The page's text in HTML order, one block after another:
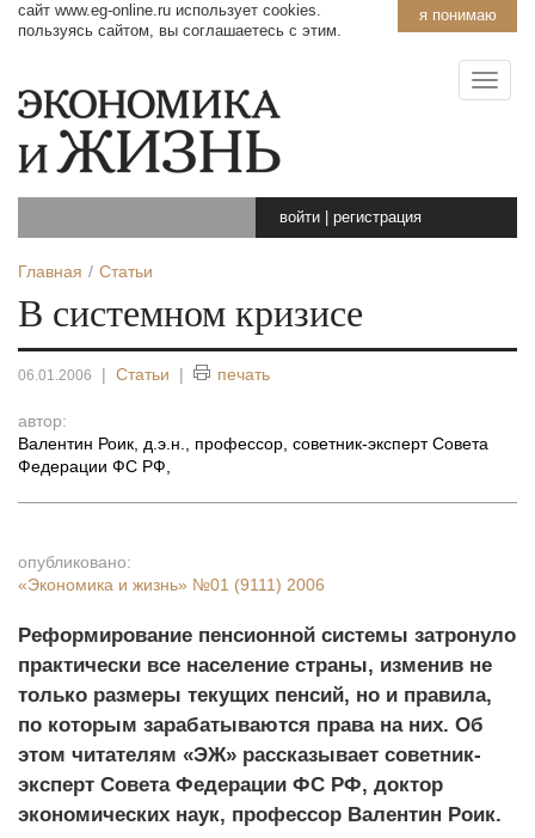
я понимаю
сайт www.eg-online.ru использует cookies.
пользуясь сайтом, вы соглашаетесь с этим.
войти регистрация
Главная Статьи
В системном кризисе
06.01.2006 | Статьи | печать
автор:
Валентин Роик, д.э.н., профессор, советник-эксперт Совета
Федерации ФС РФ
опубликовано:
«Экономика и жизнь» №01 (9111) 2006
Реформирование пенсионной системы затронуло
практически все население страны, изменив не
только размеры текущих пенсий, но и правила,
по которым зарабатываются права на них. Об
этом читателям «ЭЖ» рассказывает советник-
эксперт Совета Федерации ФС РФ, доктор
экономических наук, профессор Валентин Роик.